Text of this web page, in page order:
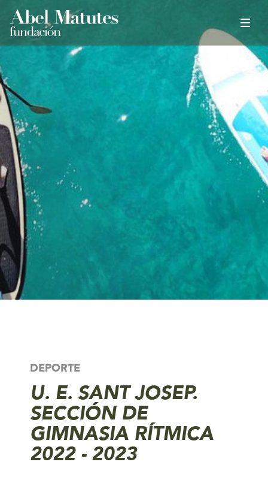
DEPORTE
U. E. SANT JOSEP.
SECCIÓN DE
GIMNASIA RÍTMICA
2022 - 2023